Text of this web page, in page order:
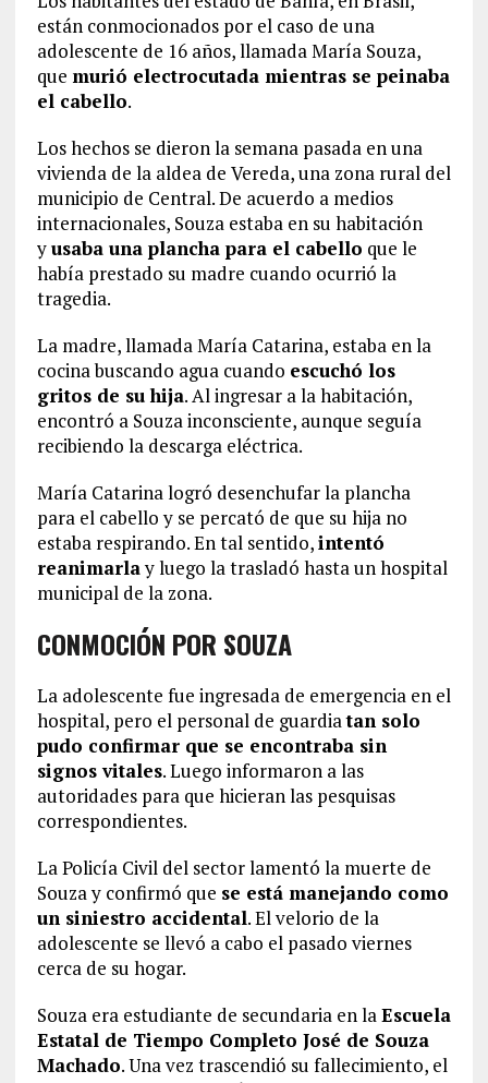
están conmocionados por el caso de una
adolescente de 16 años, llamada María Souza,
que murió electrocutada mientras se peinaba
el cabello.
Los hechos se dieron la semana pasada en una
vivienda de la aldea de Vereda, una zona rural del
municipio de Central. De acuerdo a medios
internacionales, Souza estaba en su habitación
yusaba una plancha para el cabello que le
había prestado su madre cuando ocurrió la
tragedia.
La madre, llamada María Catarina, estaba en la
cocina buscando agua cuando escuchó los
gritos de su hija. Al ingresar a la habitación,
encontró a Souza inconsciente, aunque seguía
recibiendo la descarga eléctrica.
María Catarina logró desenchufar la plancha
para el cabello y se percató de que su hija no
estaba respirando. En tal sentido,intentó
reanimarlay luego la trasladó hasta un hospital
municipal de la zona.
CONMOCIÓN POR SOUZA
La adolescente fue ingresada de emergencia en el
hospital, pero el personal de guardiatan solo
pudo confirmar que se encontraba sin
signos vitales. Luego informaron a las
autoridades para que hicieran las pesquisas
correspondientes.
La Policía Civil del sector lamentó la muerte de
Souza y confirmó que se está manejando como
un siniestro accidental. El velorio de la
adolescente se llevó a cabo el pasado viernes
cerca de su hogar.
Souza era estudiante de secundaria en laEscuela
Estatal de Tiempo Completo José de Souza
Machado. Una vez trascendió su fallecimiento, el